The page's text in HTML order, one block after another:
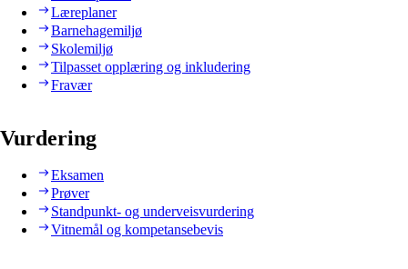
Læreplaner
Barnehagemiljø
Skolemiljø
Tilpasset opplæring og inkludering
Fravær
Vurdering
Eksamen
Prøver
Standpunkt- og underveisvurdering
Vitnemål og kompetansebevis